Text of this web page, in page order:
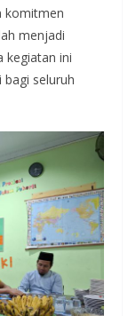
komitmen
menjadi
kegiatan ini
seluruh